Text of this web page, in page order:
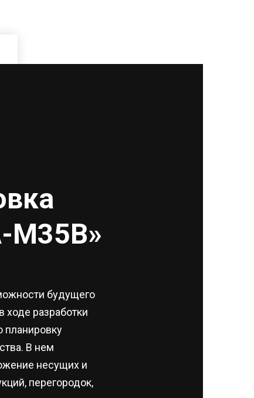
M35В»
будущего
разработки
планировку
В нем
несущих и
перегородок,